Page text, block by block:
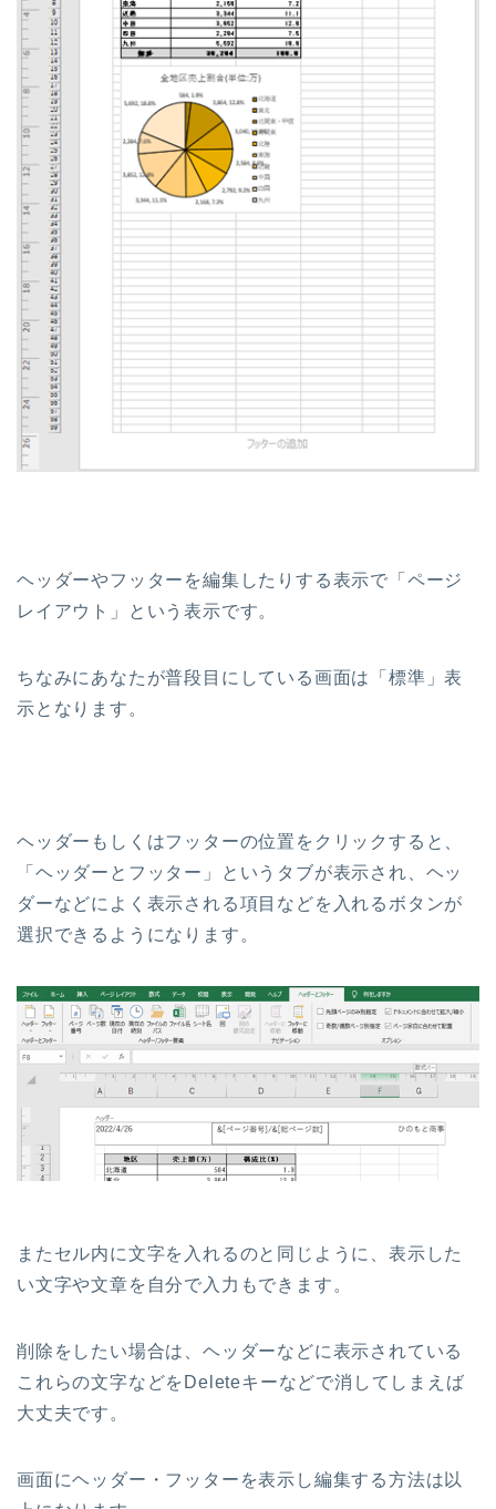
ヘッダーやフッターを編集したりする表示で「ページ
レイアウト」という表示です。
ちなみにあなたが普段目にしている画面は「標準」表
示となります。
ヘッダーもしくはフッターの位置をクリックすると、
「ヘッダーとフッター」というタブが表示され、ヘッ
ダーなどによく表示される項目などを入れるボタンが
選択できるようになります。
またセル内に文字を入れるのと同じように、表示した
い文字や文章を自分で入力もできます。
削除をしたい場合は、ヘッダーなどに表示されている
これらの文字などをDeleteキーなどで消してしまえば
大丈夫です。
画面にヘッダー・フッターを表示し編集する方法は以